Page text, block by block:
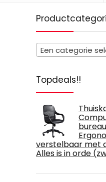
Een categorie
Topdeals!!
verstelbaar met
Alles is in orde